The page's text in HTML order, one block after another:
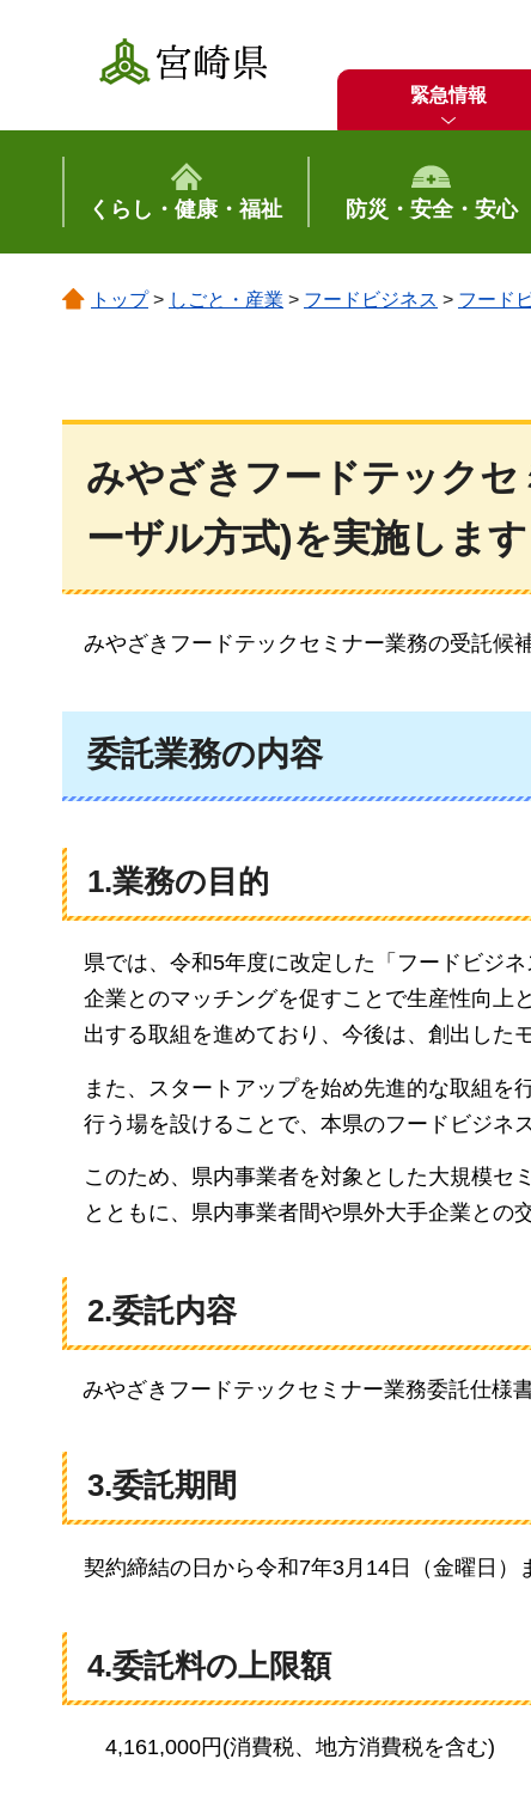
宮崎県
緊急情報
くらし・健康・福祉 防災・安全・安心
トップ> しごと・産業 > フードビジネス > フード
みやざきフードテック
ーザル方式)を実施します
みやざきフードテックセミナー業務の受託候
委託業務の内容
1.業務の目的
県では、令和5年度に改定した「フードビジ
企業とのマッチングを促すことで生産性向上
出する取組を進めており、今後は、創出した
また、スタートアップを始め先進的な取組を
行う場を設けることで、本県のフードビジネ
このため、県内事業者を対象とした大規模セ
とともに、県内事業者間や県外大手企業との
2.委託内容
みやざきフードテックセミナー業務委託仕様
3.委託期間
契約締結の日から令和7年3月14日（金曜日）
4.委託料の上限額
4,161,000円(消費税、地方消費税を含む)